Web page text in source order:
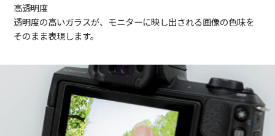
高透明度
透明度の高いガラスが、モニターに映し出される画像の色味を
そのまま表現します。